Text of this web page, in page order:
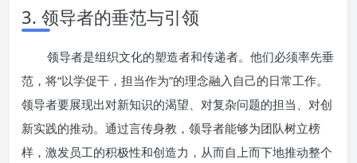
3. 领导者的垂范与引领
领导者是组织文化的塑造者和传递者。他们必须率先垂
范，将“以学促干，担当作为”的理念融入自己的日常工作。
领导者要展现出对新知识的渴望、对复杂问题的担当、对创
新实践的推动。通过言传身教，领导者能够为团队树立榜
样，激发员工的积极性和创造力，从而自上而下地推动整个